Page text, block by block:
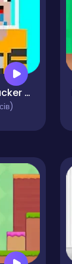
Noob vs Hacker Diver Suit